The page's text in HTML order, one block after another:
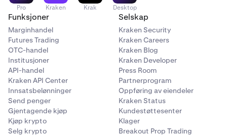
Pro Kraken Krak Desktop
Funksjoner
Marginhandel
Futures Trading
OTC-handel
Institusjoner
API-handel
Kraken API Center
Innsatsbelønninger
Send penger
Gjentagende kjøp
Kjøp krypto
Selg krypto
Selskap
Kraken Security
Kraken Careers
Kraken Blog
Kraken Developer
Press Room
Partnerprogram
Oppføring av eiendeler
Kraken Status
Kundestøttesenter
Klager
Breakout Prop Trading